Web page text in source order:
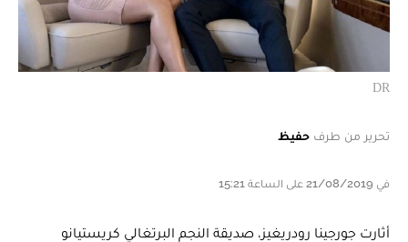
DR
تحرير من طرف حفيظ
في 21/08/2019 على الساعة 15:21
أثارت جورجينا رودريغيز، صديقة النجم البرتغالي كريستيانو